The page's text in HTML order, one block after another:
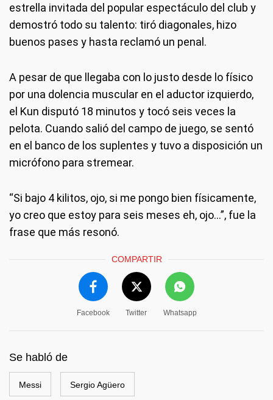
estrella invitada del popular espectáculo del club y
demostró todo su talento: tiró diagonales, hizo
buenos pases y hasta reclamó un penal.
A pesar de que llegaba con lo justo desde lo físico
por una dolencia muscular en el aductor izquierdo,
el Kun disputó 18 minutos y tocó seis veces la
pelota. Cuando salió del campo de juego, se sentó
en el banco de los suplentes y tuvo a disposición un
micrófono para stremear.
“Si bajo 4 kilitos, ojo, si me pongo bien físicamente,
yo creo que estoy para seis meses eh, ojo...”, fue la
frase que más resonó.
COMPARTIR
Facebook Twitter Whatsapp
Se habló de
Messi Sergio Agüero